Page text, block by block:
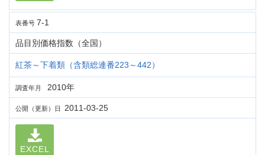
表番号 7-1
品目別価格指数（全国）
紅茶～下着類（含類総連番223～442）
調査年月 2010年
公開（更新）日 2011-03-25
EXCEL